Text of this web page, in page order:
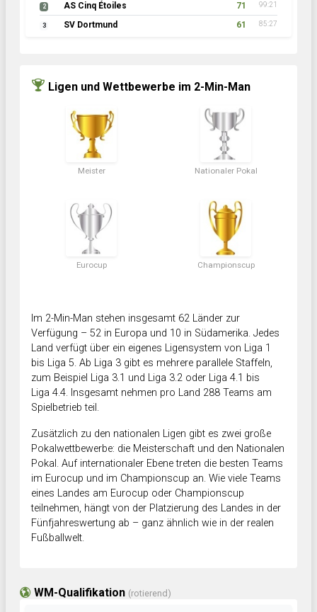
2 AS Cinq Étoiles 71 99:21
3 SV Dortmund 61 85:27
Ligen und Wettbewerbe im 2-Min-Man
Meister Nationaler Pokal
Eurocup Championscup
Im 2-Min-Man stehen insgesamt 62 Länder zur
Verfügung – 52 in Europa und 10 in Südamerika. Jedes
Land verfügt über ein eigenes Ligensystem von Liga 1
bis Liga 5. Ab Liga 3 gibt es mehrere parallele Staffeln,
zum Beispiel Liga 3.1 und Liga 3.2 oder Liga 4.1 bis
Liga 4.4. Insgesamt nehmen pro Land 288 Teams am
Spielbetrieb teil.
Zusätzlich zu den nationalen Ligen gibt es zwei große
Pokalwettbewerbe: die Meisterschaft und den Nationalen
Pokal. Auf internationaler Ebene treten die besten Teams
im Eurocup und im Championscup an. Wie viele Teams
eines Landes am Eurocup oder Championscup
teilnehmen, hängt von der Platzierung des Landes in der
Fünfjahreswertung ab – ganz ähnlich wie in der realen
Fußballwelt.
WM-Qualifikation (rotierend)